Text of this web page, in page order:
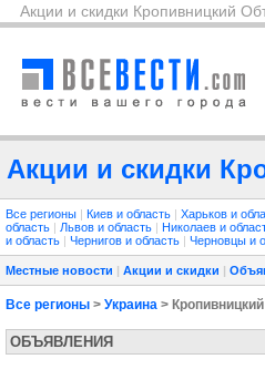
Акции и скидки Кропивницкий
Акции и скидки
Все регионы | Киев и область | Харьков и
область | Львов и область | Николаев и
и область | Чернигов и область | Черновцы и
Местные новости | Акции и скидки |
Все регионы > Украина >
ОБЪЯВЛЕНИЯ